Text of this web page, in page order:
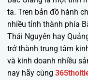
ta. Tren bản đồ hành
nhiều tỉnh thành phía
Thái Nguyên hay
trở thành trung tâm
và kinh doanh nhiều
nay hãy cùng